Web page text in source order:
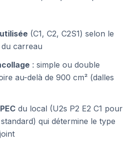
(C1, C2, C2S1) selon le
carreau
: simple ou double
au-delà de 900 cm² (dalles
du local (U2s P2 E2 C1 pour
qui détermine le type